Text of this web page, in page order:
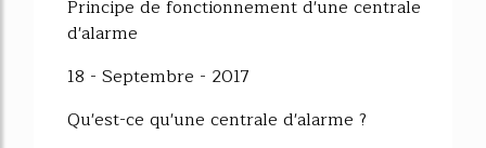
Principe de fonctionnement d'une centrale
d'alarme
18 - Septembre - 2017
Qu'est-ce qu'une centrale d'alarme ?